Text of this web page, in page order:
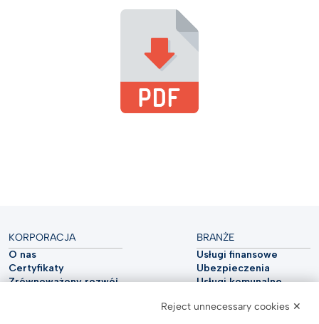
KORPORACJA
O nas
Certyfikaty
Zrównoważony rozwój
BRANŻE
Usługi finansowe
Ubezpieczenia
Usługi komunalne
Telekomunikacja
Reject unnecessary cookies ✕